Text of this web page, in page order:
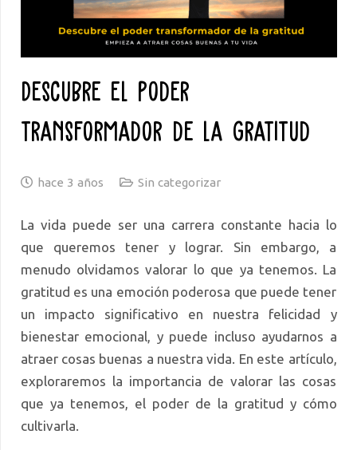
Descubre el poder
transformador de la gratitud
hace 3 años Sin categorizar
La vida puede ser una carrera constante hacia lo
que queremos tener y lograr. Sin embargo, a
menudo olvidamos valorar lo que ya tenemos. La
gratitud es una emoción poderosa que puede tener
un impacto significativo en nuestra felicidad y
bienestar emocional, y puede incluso ayudarnos a
atraer cosas buenas a nuestra vida. En este artículo,
exploraremos la importancia de valorar las cosas
que ya tenemos, el poder de la gratitud y cómo
cultivarla.